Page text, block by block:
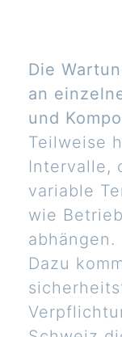
Die
an
und
Teilweise
Intervalle,
variable
wie
abhängen.
Dazu